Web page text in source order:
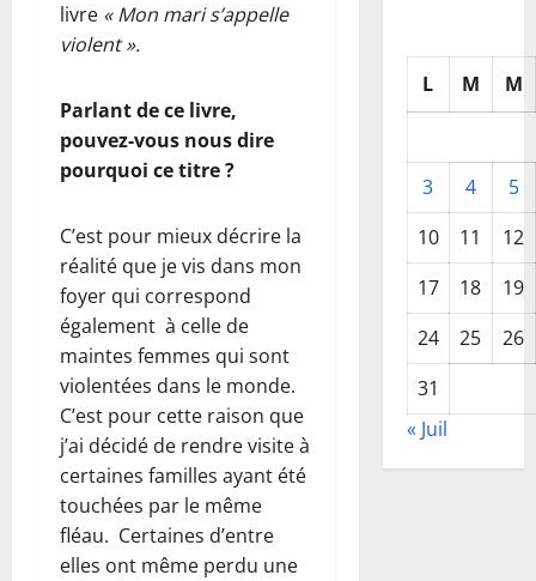
livre « Mon mari s’appelle
violent ».
Parlant de ce livre,
pouvez-vous nous dire
pourquoi ce titre ?
C’est pour mieux décrire la
réalité que je vis dans mon
foyer qui correspond
également à celle de
maintes femmes qui sont
violentées dans le monde.
C’est pour cette raison que
j’ai décidé de rendre visite à
certaines familles ayant été
touchées par le même
fléau. Certaines d’entre
elles ont même perdu une
L M M
3 4
5
10
11
12
17
18
19
24
25
26
31
« Juil